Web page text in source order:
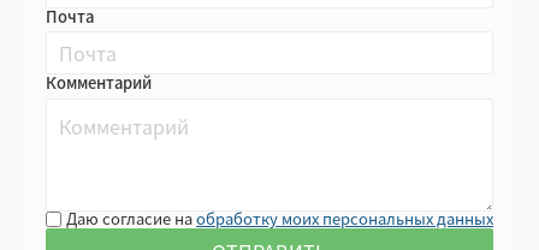
Почта
Комментарий
Даю согласие наобработку моих персональных данных